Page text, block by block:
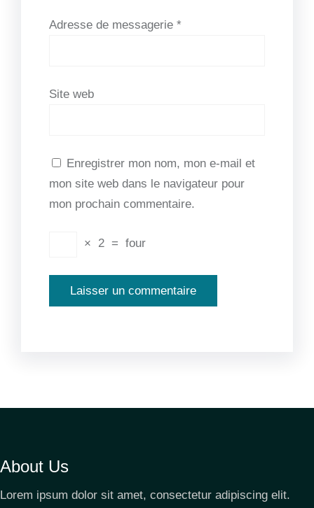
Adresse de messagerie *
Site web
Enregistrer mon nom, mon e-mail et
mon site web dans le navigateur pour
mon prochain commentaire.
× 2 = four
About Us
Lorem ipsum dolor sit amet, consectetur adipiscing elit.